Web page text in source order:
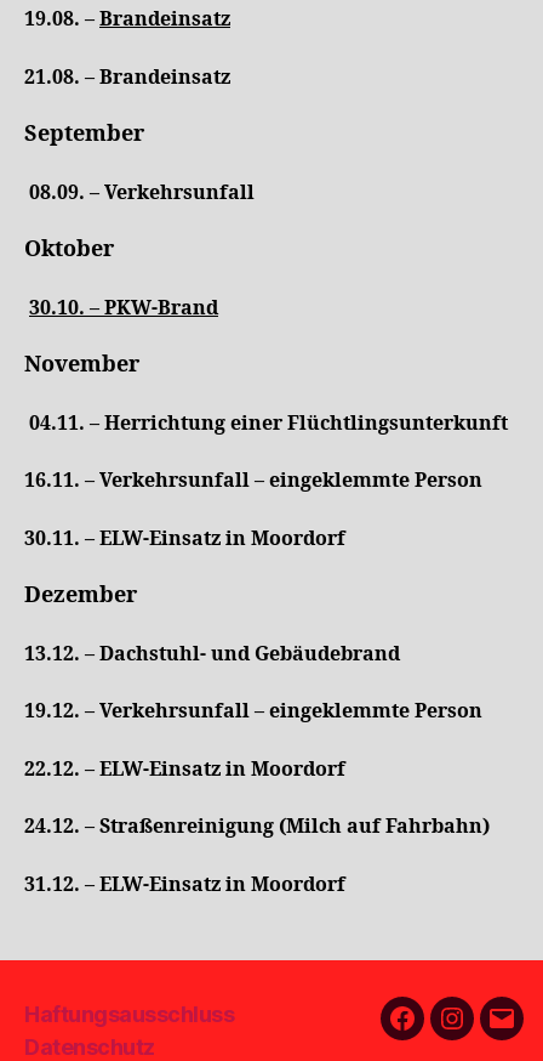
19.08. – Brandeinsatz
21.08. – Brandeinsatz
September
08.09. – Verkehrsunfall
Oktober
30.10. – PKW-Brand
November
04.11. – Herrichtung einer Flüchtlingsunterkunft
16.11. – Verkehrsunfall – eingeklemmte Person
30.11. – ELW-Einsatz in Moordorf
Dezember
13.12. – Dachstuhl- und Gebäudebrand
19.12. – Verkehrsunfall – eingeklemmte Person
22.12. – ELW-Einsatz in Moordorf
24.12. – Straßenreinigung (Milch auf Fahrbahn)
31.12. – ELW-Einsatz in Moordorf
Haftungsausschluss
Datenschutz
FacebookE-